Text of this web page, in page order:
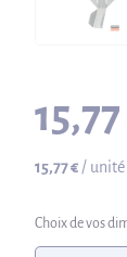
15,77 € / unité
Choix de vos